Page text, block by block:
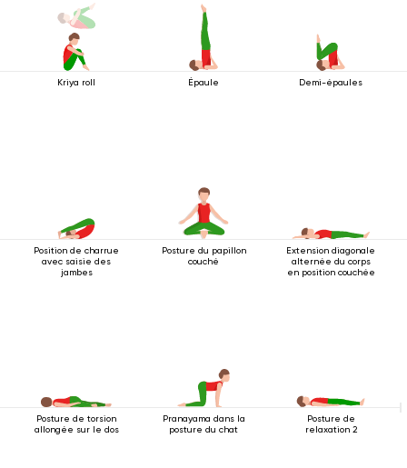
Kriya roll Épaule Demi-épaules
Position de charrue
avec saisie des
jambes
Posture du papillon
couché
Extension diagonale
alternée du corps
en position couchée
Posture de torsion
allongée sur le dos
Pranayama dans la
posture du chat
Posture de
relaxation 2